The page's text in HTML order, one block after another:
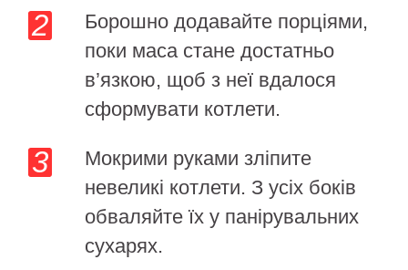
Борошно додавайте порціями,
поки маса стане достатньо
в’язкою, щоб з неї вдалося
сформувати котлети.
Мокрими руками зліпите
невеликі котлети. З усіх боків
обваляйте їх у панірувальних
сухарях.